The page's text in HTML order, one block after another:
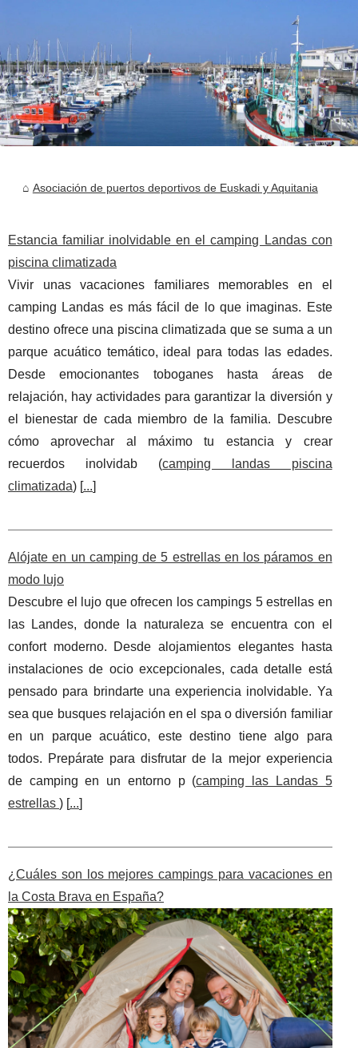
Asociación de puertos deportivos de Euskadi y Aquitania
Estancia familiar inolvidable en el camping Landas con
piscina climatizada
Vivir unas vacaciones familiares memorables en el
camping Landas es más fácil de lo que imaginas. Este
destino ofrece una piscina climatizada que se suma a un
parque acuático temático, ideal para todas las edades.
Desde emocionantes toboganes hasta áreas de
relajación, hay actividades para garantizar la diversión y
el bienestar de cada miembro de la familia. Descubre
cómo aprovechar al máximo tu estancia y crear
recuerdos inolvidab (camping landas piscina
climatizada) [...]
Alójate en un camping de 5 estrellas en los páramos en
modo lujo
Descubre el lujo que ofrecen los campings 5 estrellas en
las Landes, donde la naturaleza se encuentra con el
confort moderno. Desde alojamientos elegantes hasta
instalaciones de ocio excepcionales, cada detalle está
pensado para brindarte una experiencia inolvidable. Ya
sea que busques relajación en el spa o diversión familiar
en un parque acuático, este destino tiene algo para
todos. Prepárate para disfrutar de la mejor experiencia
de camping en un entorno p (camping las Landas 5
estrellas ) [...]
¿Cuáles son los mejores campings para vacaciones en
la Costa Brava en España?